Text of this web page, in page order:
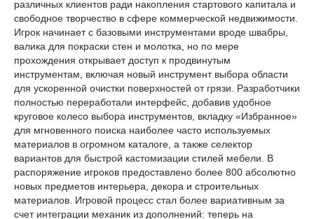
различных клиентов ради накопления стартового капитала и
свободное творчество в сфере коммерческой недвижимости.
Игрок начинает с базовыми инструментами вроде швабры,
валика для покраски стен и молотка, но по мере
прохождения открывает доступ к продвинутым
инструментам, включая новый инструмент выбора области
для ускоренной очистки поверхностей от грязи. Разработчики
полностью переработали интерфейс, добавив удобное
круговое колесо выбора инструментов, вкладку «Избранное»
для мгновенного поиска наиболее часто используемых
материалов в огромном каталоге, а также селектор
вариантов для быстрой кастомизации стилей мебели. В
распоряжение игроков предоставлено более 800 абсолютно
новых предметов интерьера, декора и строительных
материалов. Игровой процесс стал более вариативным за
счет интеграции механик из дополнений: теперь на